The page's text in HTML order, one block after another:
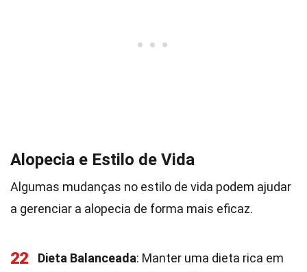
Alopecia e Estilo de Vida
Algumas mudanças no estilo de vida podem ajudar
a gerenciar a alopecia de forma mais eficaz.
22 Dieta Balanceada: Manter uma dieta rica em